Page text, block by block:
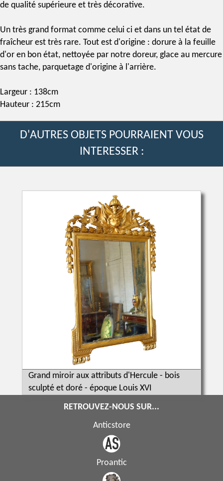
de qualité supérieure et très décorative.
Un très grand format comme celui ci et dans un tel état de
fraîcheur est très rare. Tout est d'origine : dorure à la feuille
d'or en bon état, nettoyée par notre doreur, glace au mercure
sans tache, parquetage d'origine à l'arrière.
Largeur : 138cm
Hauteur : 215cm
D'AUTRES OBJETS POURRAIENT VOUS
INTERESSER :
Grand miroir aux attributs d'Hercule - bois
sculpté et doré - époque Louis XVI
RETROUVEZ-NOUS SUR...
Anticstore
Proantic